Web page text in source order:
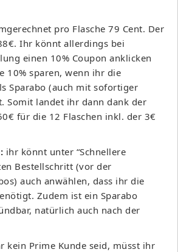
pro Flasche 79 Cent. Der
Ihr könnt allerdings bei
einen 10% Coupon anklicken
10% sparen, wenn ihr die
Sparabo (auch mit sofortiger
Somit landet ihr dann dank der
für die 12 Flaschen inkl. der 3€
ihr könnt unter “Schnellere
Bestellschritt (vor der
auch anwählen, dass ihr die
Zudem ist ein Sparabo
natürlich auch nach der
kein Prime Kunde seid, müsst ihr